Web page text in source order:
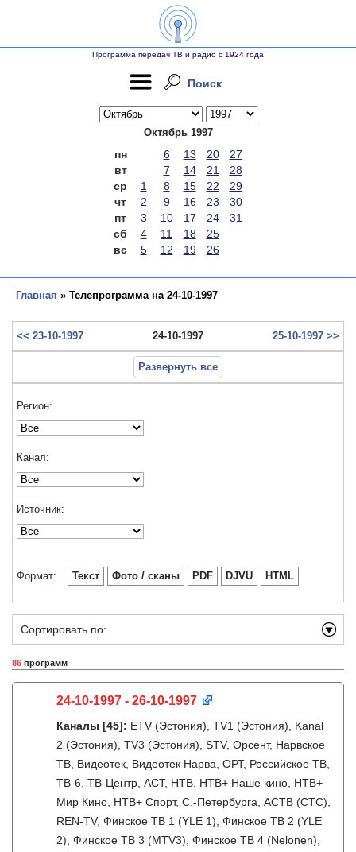
Программа передач ТВ и радио с 1924 года
Поиск
Октябрь 1997
пн 6 13 20
27
вт
7 14 21
28
ср
1 8 15 22
29
чт
2 9 16 23
30
пт
3 10 17 24
31
сб
4 11 18
25
вс
5 12 19 26
Главная » Телепрограмма на 24-10-1997
<< 23-10-1997 24-10-1997 25-10-1997 >>
Развернуть все
Регион:
Канал:
Источник:
Формат: Текст Фото / сканы PDF DJVU HTML
Сортировать по:
86 программ
24-10-1997 - 26-10-1997
Каналы [45]: ETV (Эстония), TV1 (Эстония), Kanal
2 (Эстония), TV3 (Эстония), STV, Орсент, Нарвское
ТВ, Видеотек, Видеотек Нарва, ОРТ, Российское ТВ,
ТВ-6, ТВ-Центр, АСТ, НТВ, НТВ+ Наше кино, НТВ+
Мир Кино, НТВ+ Спорт, С.-Петербурга, АСТВ (СТС),
REN-TV, Финское ТВ 1 (YLE 1), Финское ТВ 2 (YLE
2), Финское ТВ 3 (MTV3), Финское ТВ 4 (Nelonen),